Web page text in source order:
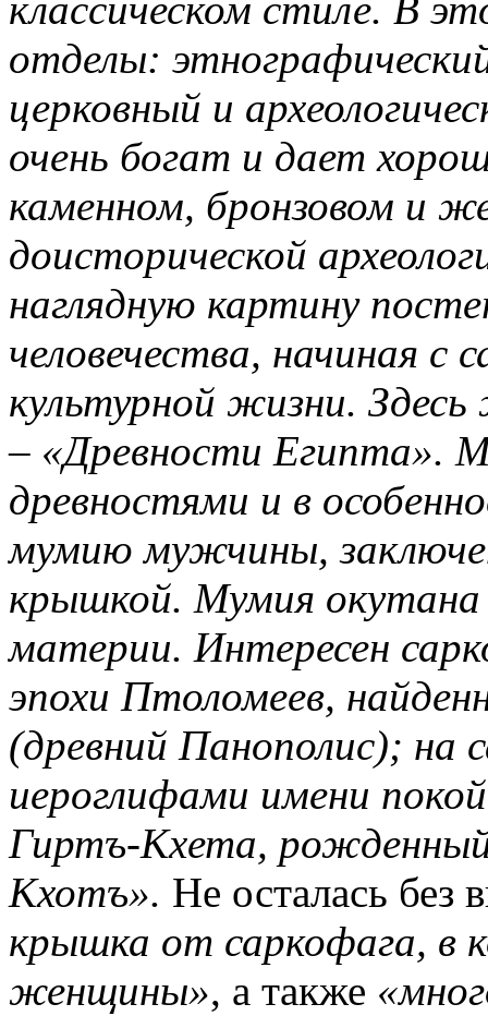
классическом стиле. В
отделы:
церковный и
очень богат и дает
каменном, бронзовом и
доисторической
наглядную картину
человечества, начиная с
культурной жизни.
– «Древности Египта».
древностями и в
мумию мужчины,
крышкой. Мумия
материи. Интересен
эпохи Птоломеев,
(древний Панополис); на
иероглифами имени
Гиртъ-Кхета,
Кхотъ». Не осталась без
крышка от саркофага, в
женщины», а также